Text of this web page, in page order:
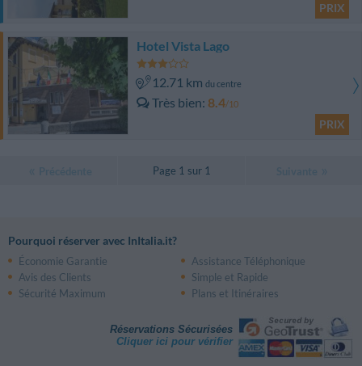
PRIX
Hotel Vista Lago
12.71 km du centre
Très bien 8.4/10
PRIX
Page 1 sur 1
Pourquoi réserver avec InItalia.it?
Économie Garantie
Assistance Téléphonique
Avis des Clients
Simple et Rapide
Sécurité Maximum
Plans et Itinéraires
Réservations Sécurisées
Cliquer ici pour vérifier